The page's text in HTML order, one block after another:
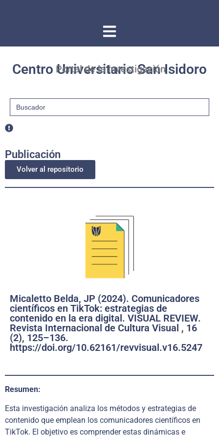
Centro Universitario San Isidoro
Portal de la investigación
Buscar:
Publicación
Volver al repositorio
Micaletto Belda, JP (2024). Comunicadores
científicos en TikTok: estrategias de
contenido en la era digital. VISUAL REVIEW.
Revista Internacional de Cultura Visual , 16
(2), 125–136.
https://doi.org/10.62161/revvisual.v16.5247
Resumen:
Esta investigación analiza los métodos y estrategias de
contenido que emplean los comunicadores científicos en
TikTok. El objetivo es comprender estas dinámicas e